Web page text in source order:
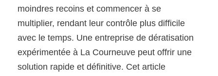
moindres recoins et commencer à se
multiplier, rendant leur contrôle plus difficile
avec le temps. Une entreprise de dératisation
expérimentée à La Courneuve peut offrir une
solution rapide et définitive. Cet article